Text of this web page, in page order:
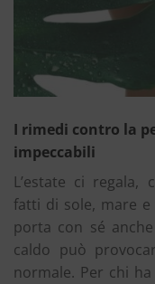
I rimedi contro la
impeccabili
L’estate ci regala,
fatti di sole, mare e
porta con sé
caldo può
normale. Per chi